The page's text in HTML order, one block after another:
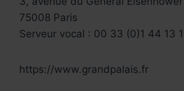
75008 Paris
Serveur vocal : 00 33 (0)1 44 13
https://www.grandpalais.fr